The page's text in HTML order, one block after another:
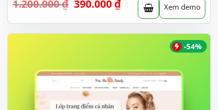
1.200.000₫ Giá
là:
1.200.000 ₫.
390.000 ₫Giá
hiện
tại
là:
Xem demo
-54%